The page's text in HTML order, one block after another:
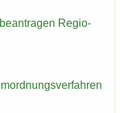
Re­gio­